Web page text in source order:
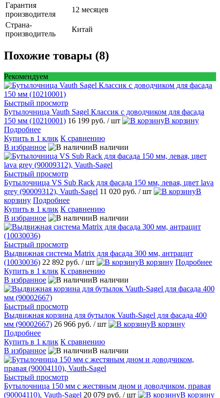
Гарантия
производителя
12 месяцев
Страна-
производитель
Китай
Похожие товары (8)
Рекомендуем
Быстрый просмотр
Бутылочница Vauth Sagel Классик с доводчиком для фасада
150 мм (10210001) 16 199 руб. / шт
В корзину
Подробнее
Купить в 1 клик К сравнению
В избранное
В наличии
Быстрый просмотр
Бутылочница VS Sub Rack для фасада 150 мм, левая, цвет lava
grey (90009312), Vauth-Sagel 11 020 руб. / шт
В
корзину Подробнее
Купить в 1 клик К сравнению
В избранное
В наличии
Быстрый просмотр
Выдвижная система Matrix для фасада 300 мм, антрацит
(10030036) 22 892 руб. / шт В корзину Подробнее
Купить в 1 клик К сравнению
В избранное
В наличии
Быстрый просмотр
Выдвижная корзина для бутылок Vauth-Sagel для фасада 400
мм (90002667) 26 966 руб. / шт
В корзину
Подробнее
Купить в 1 клик К сравнению
В избранное
В наличии
Быстрый просмотр
Бутылочница 150 мм с жестяным дном и доводчиком, правая
(90004110), Vauth-Sagel 20 079 руб. / шт В корзину